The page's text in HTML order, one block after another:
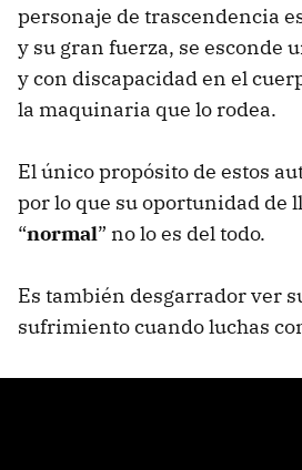
personaje de trascendencia
y su gran fuerza, se esconde
y con discapacidad en el
la maquinaria que lo rodea.
El único propósito de estos
por lo que su oportunidad de
“normal” no lo es del todo.
Es también desgarrador ver
sufrimiento cuando luchas